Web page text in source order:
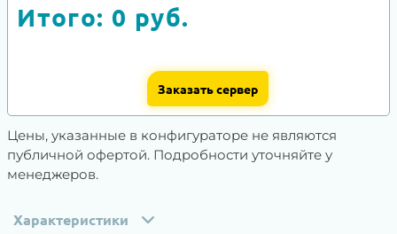
Итого: 0 руб.
Заказать сервер
Цены, указанные в конфигураторе не являются
публичной офертой. Подробности уточняйте у
менеджеров.
Характеристики